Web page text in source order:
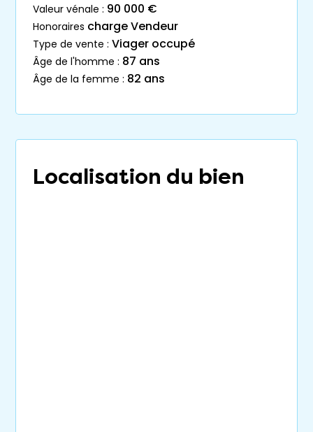
valeur vénale : 90 000 €
honoraires charge Vendeur
type de vente : Viager occupé
âge de l'homme : 87 ans
âge de la femme : 82 ans
Localisation du bien